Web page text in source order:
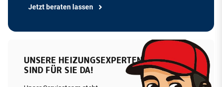
Jetzt beraten lassen
UNSERE HEIZUNGSEXPERTEN
SIND FÜR SIE DA!